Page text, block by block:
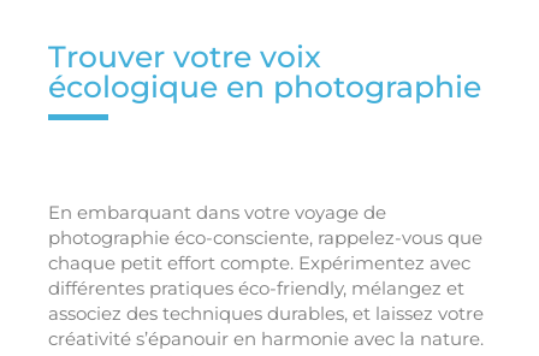
Trouver votre voix
écologique en photographie
En embarquant dans votre voyage de
photographie éco-consciente, rappelez-vous que
chaque petit effort compte. Expérimentez avec
différentes pratiques éco-friendly, mélangez et
associez des techniques durables, et laissez votre
créativité s’épanouir en harmonie avec la nature.